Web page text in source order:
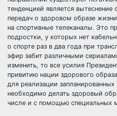
тенденцией является вытеснение
передач о здоровом образе
на спортивные телеканалы. Это
подростки, у которых нет
о спорте раз в два года при
эфир забит различными
изменить, то все усилия
привитию нации здорового
для реализации
необходимо делать здоровый
числе и с помощью специальных